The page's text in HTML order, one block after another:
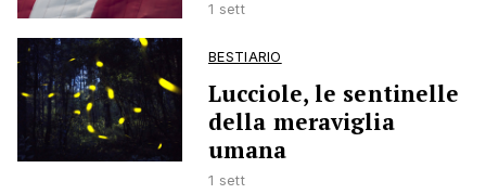
1 sett
BESTIARIO
Lucciole, le sentinelle
della meraviglia
umana
1 sett